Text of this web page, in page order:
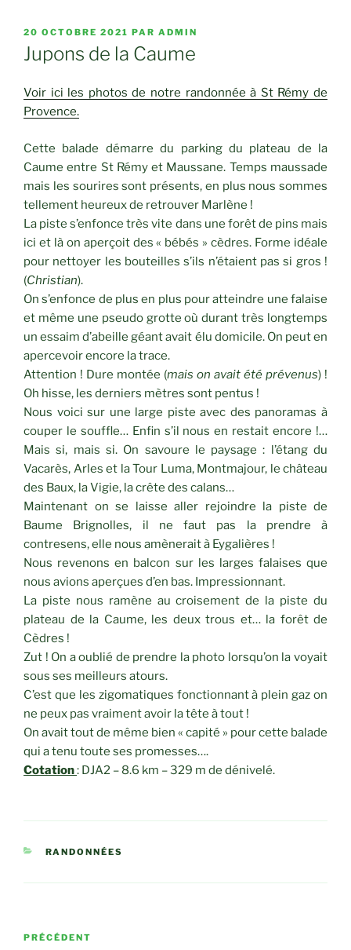
PUBLIÉ
LE
20 OCTOBRE 2021 PAR ADMIN
Jupons de la Caume
Voir ici les photos de notre randonnée à St Rémy de
Provence.
Cette balade démarre du parking du plateau de la
Caume entre St Rémy et Maussane. Temps maussade
mais les sourires sont présents, en plus nous sommes
tellement heureux de retrouver Marlène !
La piste s’enfonce très vite dans une forêt de pins mais
ici et là on aperçoit des « bébés » cèdres. Forme idéale
pour nettoyer les bouteilles s’ils n’étaient pas si gros !
(Christian).
On s’enfonce de plus en plus pour atteindre une falaise
et même une pseudo grotte où durant très longtemps
un essaim d’abeille géant avait élu domicile. On peut en
apercevoir encore la trace.
Attention ! Dure montée (mais on avait été prévenus) !
Oh hisse, les derniers mètres sont pentus !
Nous voici sur une large piste avec des panoramas à
couper le souffle… Enfin s’il nous en restait encore !…
Mais si, mais si. On savoure le paysage : l’étang du
Vacarès, Arles et la Tour Luma, Montmajour, le château
des Baux, la Vigie, la crête des calans…
Maintenant on se laisse aller rejoindre la piste de
Baume Brignolles, il ne faut pas la prendre à
contresens, elle nous amènerait à Eygalières !
Nous revenons en balcon sur les larges falaises que
nous avions aperçues d’en bas. Impressionnant.
La piste nous ramène au croisement de la piste du
plateau de la Caume, les deux trous et… la forêt de
Cèdres !
Zut ! On a oublié de prendre la photo lorsqu’on la voyait
sous ses meilleurs atours.
C’est que les zigomatiques fonctionnant à plein gaz on
ne peux pas vraiment avoir la tête à tout !
On avait tout de même bien « capité » pour cette balade
qui a tenu toute ses promesses….
Cotation: DJA2 – 8.6 km – 329 m de dénivelé.
CATÉGORIES
RANDONNÉES
Navigation
Article
PRÉCÉDENT